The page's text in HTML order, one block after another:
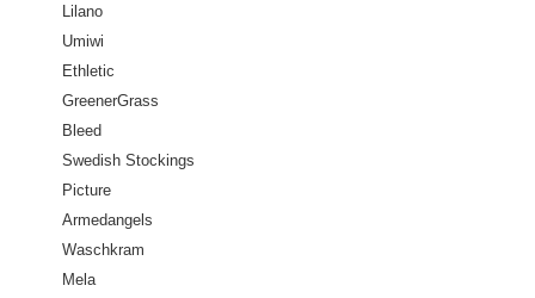
Lilano
Umiwi
Ethletic
GreenerGrass
Bleed
Swedish Stockings
Picture
Armedangels
Waschkram
Mela